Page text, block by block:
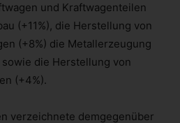
und Kraftwagenteilen
(+11%), die Herstellung von
(+8%) die Metallerzeugung
die Herstellung von
(+4%).
verzeichnete demgegenüber